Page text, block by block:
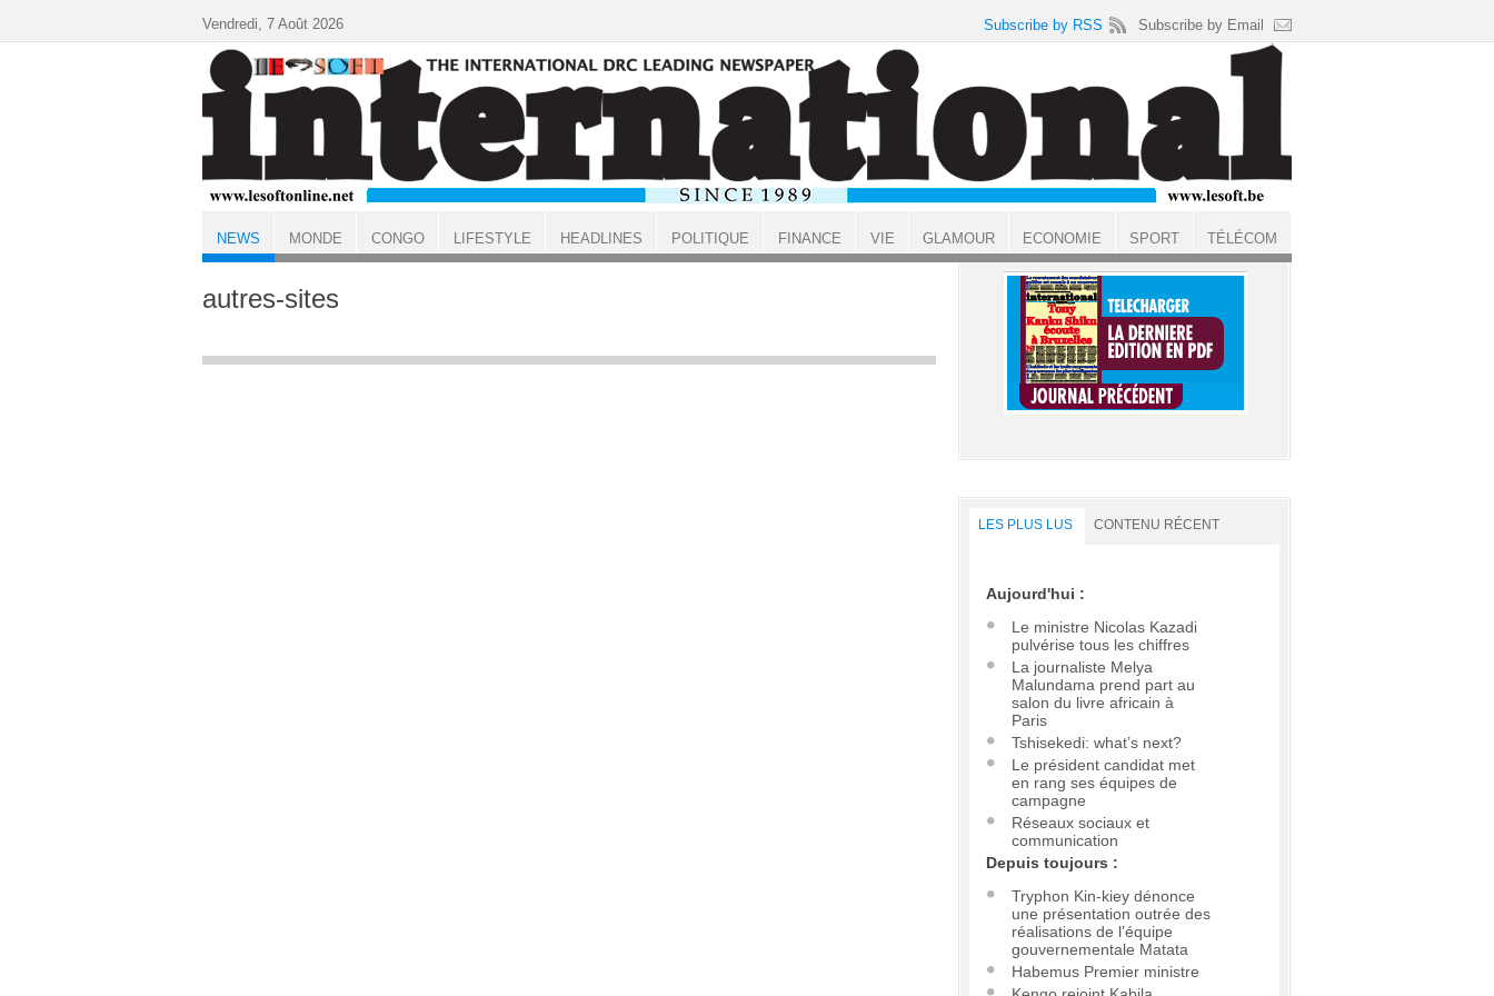
ACCUEIL NEWS
autres-sites
LES PLUS LUS CONTENU RÉCENT
Aujourd'hui :
Le ministre Nicolas Kazadi
pulvérise tous les chiffres
La journaliste Melya
Malundama prend part au
salon du livre africain à
Paris
Tshisekedi: what’s next?
Le président candidat met
en rang ses équipes de
campagne
Réseaux sociaux et
communication
Depuis toujours :
Tryphon Kin-kiey dénonce
une présentation outrée des
réalisations de l’équipe
gouvernementale Matata
Habemus Premier ministre
Vendredi, 7 Août 2026 Subscribe by RSS Subscribe by Email
NEWS MONDE CONGO LIFESTYLE HEADLINES POLITIQUE FINANCE VIE GLAMOUR ECONOMIE SPORT TÉLÉCOM